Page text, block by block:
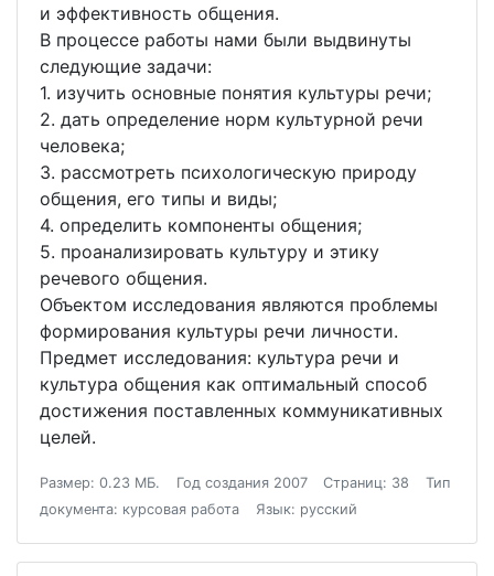
и эффективность общения.
В процессе работы нами были выдвинуты
следующие задачи:
1. изучить основные понятия культуры речи;
2. дать определение норм культурной речи
человека;
3. рассмотреть психологическую природу
общения, его типы и виды;
4. определить компоненты общения;
5. проанализировать культуру и этику
речевого общения.
Объектом исследования являются проблемы
формирования культуры речи личности.
Предмет исследования: культура речи и
культура общения как оптимальный способ
достижения поставленных коммуникативных
целей.
Размер: 0.23 МБ. Год создания 2007 Страниц: 38
Тип
документа: курсовая работа
Язык: русский